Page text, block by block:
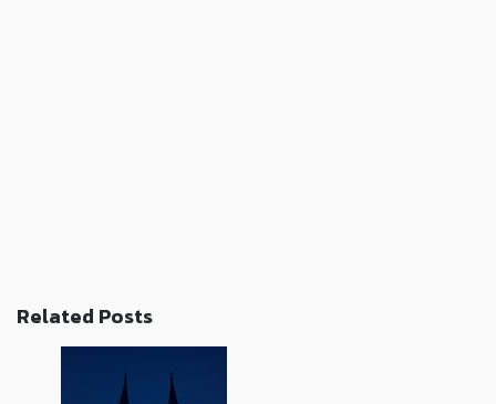
Related Posts